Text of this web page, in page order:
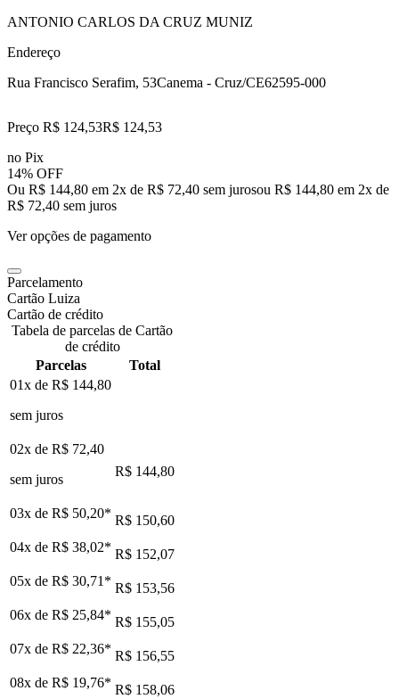
ANTONIO CARLOS DA CRUZ MUNIZ
Endereço
Rua Francisco Serafim, 53Canema - Cruz/CE62595-000
Preço R$ 124,53R$ 124,53
no Pix
14% OFF
Ou R$ 144,80 em 2x de R$ 72,40 sem jurosou R$ 144,80 em 2x de
R$ 72,40 sem juros
Ver opções de pagamento
Parcelamento
Cartão Luiza
Cartão de crédito
Tabela de parcelas de Cartão
de crédito
Parcelas
Total
01x de R$ 144,80
sem juros
02x de R$ 72,40
sem juros
R$ 144,80
03x de R$ 50,20* R$ 150,60
04x de R$ 38,02* R$ 152,07
05x de R$ 30,71 * R$ 153,56
06x de R$ 25,84* R$ 155,05
07x de R$ 22,36* R$ 156,55
08x de R$ 19,76* R$ 158,06